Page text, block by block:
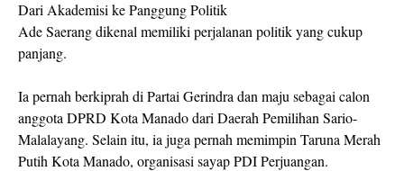
Dari Akademisi ke Panggung Politik
Ade Saerang dikenal memiliki perjalanan politik yang cukup
panjang.
Ia pernah berkiprah di Partai Gerindra dan maju sebagai calon
anggota DPRD Kota Manado dari Daerah Pemilihan Sario-
Malalayang. Selain itu, ia juga pernah memimpin Taruna Merah
Putih Kota Manado, organisasi sayap PDI Perjuangan.